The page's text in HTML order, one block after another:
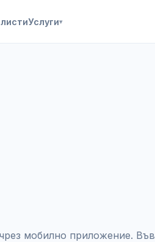
Услуги▾
мобилно приложение. Във